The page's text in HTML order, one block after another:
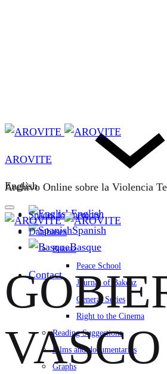
English
English
Spanish
Basque
Contact
AROVITE
Archivo Online sobre la Violencia
Spaces for memory
Databases
Bakeaz
Peace School
Journal of Bakeaz
General Series
Right to the Cinema
Reading Suggestions
Films and documentaries
Graphs
VASCO